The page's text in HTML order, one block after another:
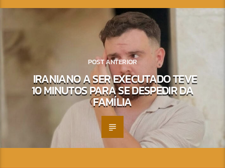
POST ANTERIOR
IRANIANO A SER EXECUTADO TEVE
10 MINUTOS PARA SE DESPEDIR DA
FAMÍLIA